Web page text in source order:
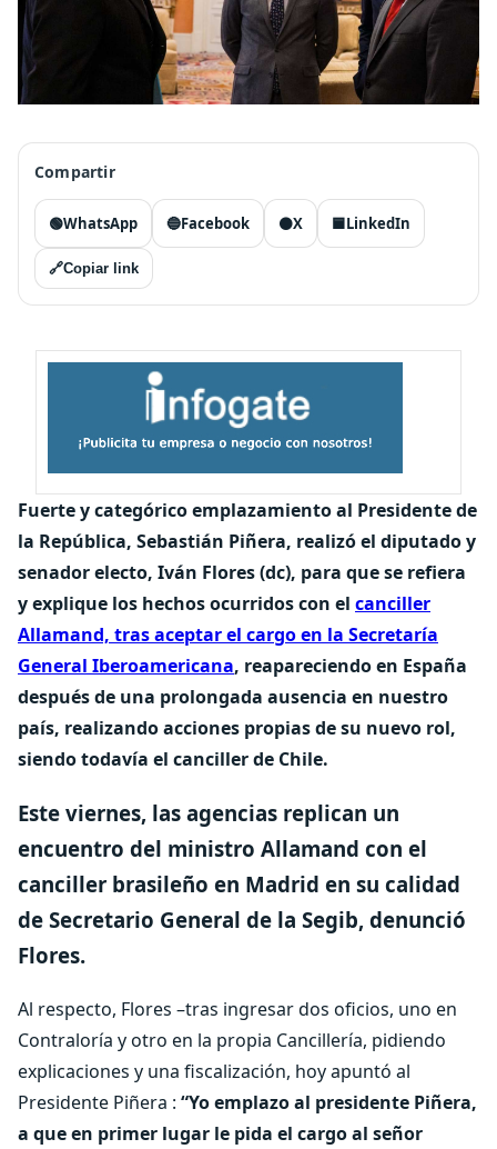
Compartir
🟢WhatsApp 🔵Facebook ⚫X 🟦LinkedIn
🔗Copiar link
Fuerte y categórico emplazamiento al Presidente de
la República, Sebastián Piñera, realizó el diputado y
senador electo, Iván Flores (dc), para que se refiera
y explique los hechos ocurridos con el canciller
Allamand, tras aceptar el cargo en la Secretaría
General Iberoamericana, reapareciendo en España
después de una prolongada ausencia en nuestro
país, realizando acciones propias de su nuevo rol,
siendo todavía el canciller de Chile.
Este viernes, las agencias replican un
encuentro del ministro Allamand con el
canciller brasileño en Madrid en su calidad
de Secretario General de la Segib, denunció
Flores.
Al respecto, Flores –tras ingresar dos oficios, uno en
Contraloría y otro en la propia Cancillería, pidiendo
explicaciones y una fiscalización, hoy apuntó al
Presidente Piñera : “Yo emplazo al presidente Piñera,
a que en primer lugar le pida el cargo al señor